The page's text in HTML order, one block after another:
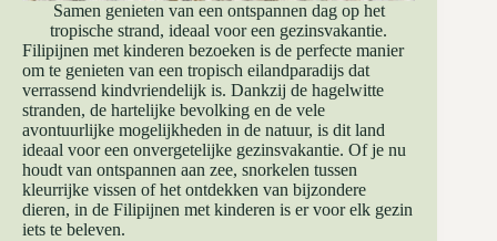
Samen genieten van een ontspannen dag op het
tropische strand, ideaal voor een gezinsvakantie.
Filipijnen met kinderen bezoeken is de perfecte manier
om te genieten van een tropisch eilandparadijs dat
verrassend kindvriendelijk is. Dankzij de hagelwitte
stranden, de hartelijke bevolking en de vele
avontuurlijke mogelijkheden in de natuur, is dit land
ideaal voor een onvergetelijke gezinsvakantie. Of je nu
houdt van ontspannen aan zee, snorkelen tussen
kleurrijke vissen of het ontdekken van bijzondere
dieren, in de Filipijnen met kinderen is er voor elk gezin
iets te beleven.